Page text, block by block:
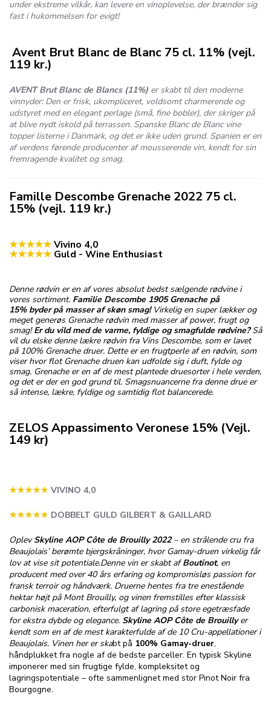
under ekstreme vilkår, kan levere en vinoplevelse, der brænder sig
fast i hukommelsen for evigt!
Avent Brut Blanc de Blanc 75 cl. 11% (vejl.
119 kr.)
AVENT Brut Blanc de Blancs (11%) er skabt til den moderne
vinnyder: Den er frisk, ukompliceret, voldsomt charmerende og
udstyret med en elegant perlage (små, fine bobler), der skriger på
at blive nydt iskold på terrassen. Spanske Blanc de Blanc vine
topper listerne i Danmark, og det er ikke uden grund. Spanien er en
af verdens førende producenter af mousserende vin, kendt for sin
fremragende kvalitet og smag.
Famille Descombe Grenache 2022 75 cl.
15% (vejl. 119 kr.)
★★★★★Vivino 4,0
★★★★★ Guld - Wine Enthusiast
Denne rødvin er en af vores absolut bedst sælgende rødvine i
vores sortiment. Familie Descombe 1905 Grenache på
15% byder på masser af skøn smag!Virkelig en super lækker og
meget generøs Grenache rødvin med masser af power, frugt og
smag!Er du vild med de varme, fyldige og smagfulde rødvine?Så
vil du elske denne lækre rødvin fra Vins Descombe, som er lavet
på 100% Grenache druer. Dette er en frugtperle af en rødvin, som
viser hvor flot Grenache druen kan udfolde sig i duft, fylde og
smag. Grenache er en af de mest plantede druesorter i hele verden,
og det er der en god grund til. Smagsnuancerne fra denne drue er
så intense, lækre, fyldige og samtidig flot balancerede.
ZELOS Appassimento Veronese 15% (Vejl.
149 kr)
★★★★★ VIVINO 4,0
★★★★★ DOBBELT GULD GILBERT & GAILLARD
OplevSkyline AOP Côte de Brouilly 2022– en strålende cru fra
Beaujolais’ berømte bjergskråninger, hvor Gamay-druen virkelig får
lov at vise sit potentiale.Denne vin er skabt afBoutinot, en
producent med over 40 års erfaring og kompromisløs passion for
fransk terroir og håndværk. Druerne hentes fra tre enestående
hektar højt på Mont Brouilly, og vinen fremstilles efter klassisk
carbonisk maceration, efterfulgt af lagring på store egetræsfade
for ekstra dybde og elegance. Skyline AOP Côte de Brouillyer
kendt som en af de mest karakterfulde af de 10 Cru-appellationer i
Beaujolais. Vinen her er skabt på 100% Gamay-druer,
håndplukket fra nogle af de bedste parceller. En typisk Skyline
imponerer med sin frugtige fylde, kompleksitet og
lagringspotentiale – ofte sammenlignet med stor Pinot Noir fra
Bourgogne.